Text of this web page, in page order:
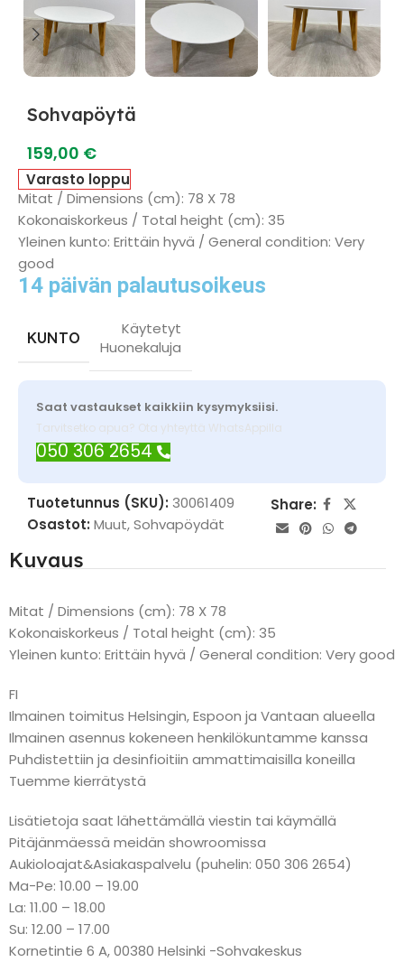
Sohvapöytä
159,00 €
Varasto loppu
Mitat / Dimensions (cm): 78 X 78
Kokonaiskorkeus / Total height (cm): 35
Yleinen kunto: Erittäin hyvä / General condition: Very
good
14 päivän palautusoikeus
KUNTO
Käytetyt
Huonekaluja
Saat vastaukset kaikkiin kysymyksiisi.
Tarvitsetko apua? Ota yhteyttä WhatsAppilla
050 306 2654
Tuotetunnus (SKU): 30061409
Osastot: Muut,Sohvapöydät
Share:
Kuvaus
Mitat / Dimensions (cm): 78 X 78
Kokonaiskorkeus / Total height (cm): 35
Yleinen kunto: Erittäin hyvä / General condition: Very good
FI
Ilmainen toimitus Helsingin, Espoon ja Vantaan alueella
Ilmainen asennus kokeneen henkilökuntamme kanssa
Puhdistettiin ja desinfioitiin ammattimaisilla koneilla
Tuemme kierrätystä
Lisätietoja saat lähettämällä viestin tai käymällä
Pitäjänmäessä meidän showroomissa
Aukioloajat&Asiakaspalvelu (puhelin: 050 306 2654)
Ma-Pe: 10.00 – 19.00
La: 11.00 – 18.00
Su: 12.00 – 17.00
Kornetintie 6 A, 00380 Helsinki -Sohvakeskus